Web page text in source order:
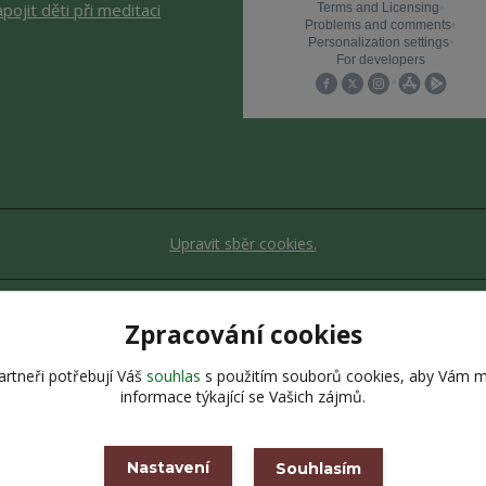
děti při meditaci
Upravit sběr cookies.
stránek je chráněn autorským zákonem. Jakékoli užití obsahu
Vytvořeno na
Eshop-rychle.cz
Zpracování cookies
potřebují Váš souhlas s použitím souborů cookies, aby Vám
informace týkající se Vašich zájmů.
Nastavení Souhlasím